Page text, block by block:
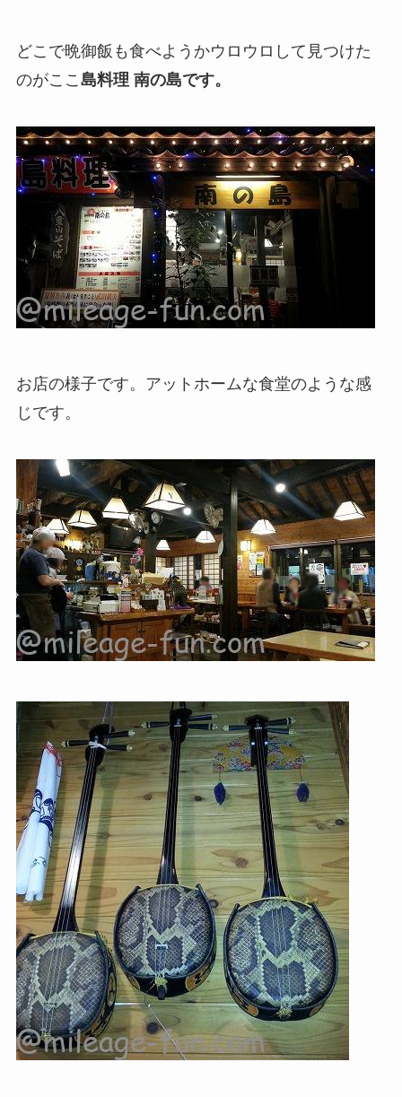
どこで晩御飯も食べようかウロウロして見つけた
のがここ島料理 南の島です。
お店の様子です。アットホームな食堂のような感
じです。